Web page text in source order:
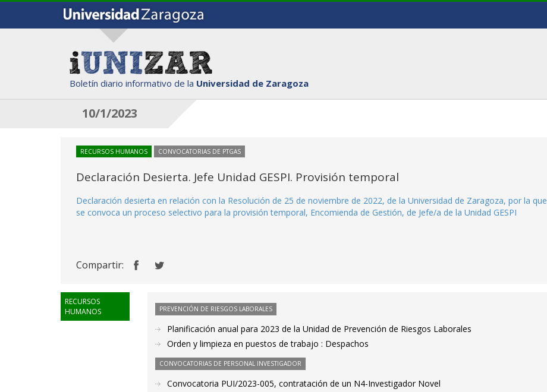
Boletín diario informativo de la Universidad de Zaragoza
10/1/2023
RECURSOS HUMANOS CONVOCATORIAS DE PTGAS
Declaración Desierta. Jefe Unidad GESPI. Provisión temporal
Declaración desierta en relación con la Resolución de 25 de noviembre de 2022, de la Universidad de Zaragoza, por la que
se convoca un proceso selectivo para la provisión temporal, Encomienda de Gestión, de Jefe/a de la Unidad GESPI
Compartir:
RECURSOS
HUMANOS
PREVENCIÓN DE RIESGOS LABORALES
Planificación anual para 2023 de la Unidad de Prevención de Riesgos Laborales
Orden y limpieza en puestos de trabajo : Despachos
CONVOCATORIAS DE PERSONAL INVESTIGADOR
Convocatoria PUI/2023-005, contratación de un N4-Investigador Novel